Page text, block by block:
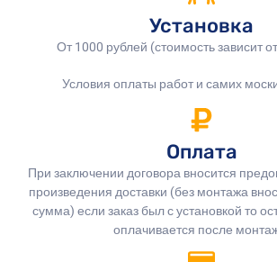
Установка
От 1000 рублей (стоимость зависит
Условия оплаты работ и самих
Оплата
При заключении договора вносится
произведения доставки (без монтажа
сумма) если заказ был с установкой то
оплачивается после